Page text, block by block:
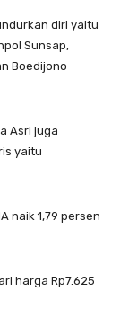
diri yaitu
Sunsap,
Boedijono
Asri juga
yaitu
naik 1,79 persen
harga Rp7.625